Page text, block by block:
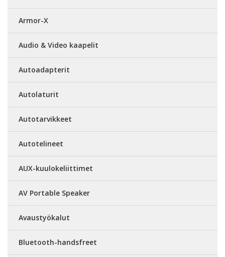
Armor-X
Audio & Video kaapelit
Autoadapterit
Autolaturit
Autotarvikkeet
Autotelineet
AUX-kuulokeliittimet
AV Portable Speaker
Avaustyökalut
Bluetooth-handsfreet